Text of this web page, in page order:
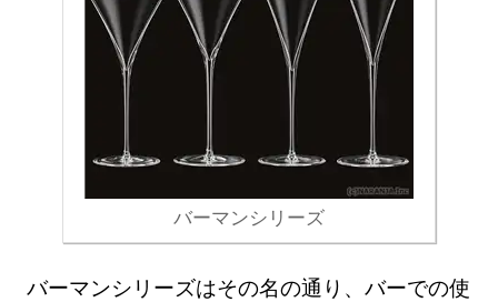
バーマンシリーズ
バーマンシリーズはその名の通り、バーでの使